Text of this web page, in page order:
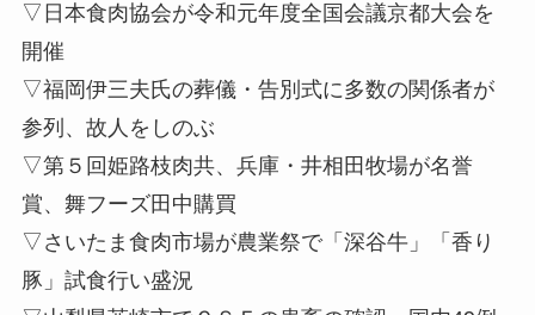
▽日本食肉協会が令和元年度全国会議京都大会を
開催
▽福岡伊三夫氏の葬儀・告別式に多数の関係者が
参列、故人をしのぶ
▽第５回姫路枝肉共、兵庫・井相田牧場が名誉
賞、舞フーズ田中購買
▽さいたま食肉市場が農業祭で「深谷牛」「香り
豚」試食行い盛況